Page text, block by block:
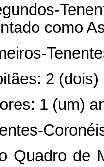
como
2
1 (um)
Quadro de